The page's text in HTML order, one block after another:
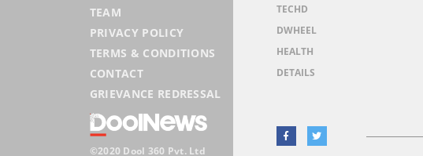
TEAM
PRIVACY POLICY
TERMS & CONDITIONS
CONTACT
GRIEVANCE REDRESSAL
©2020 Dool 360 Pvt. Ltd
TECHD
DWHEEL
HEALTH
DETAILS